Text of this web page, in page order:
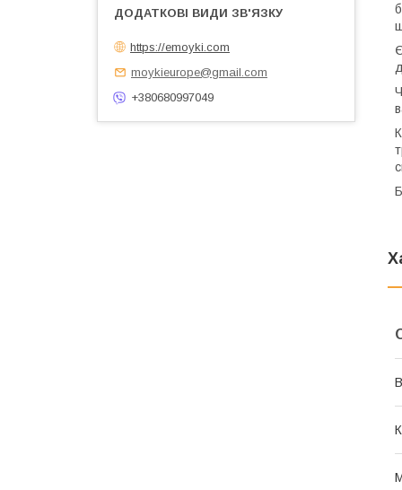
https://emoyki.com
moykieurope@gmail.com
+380680997049